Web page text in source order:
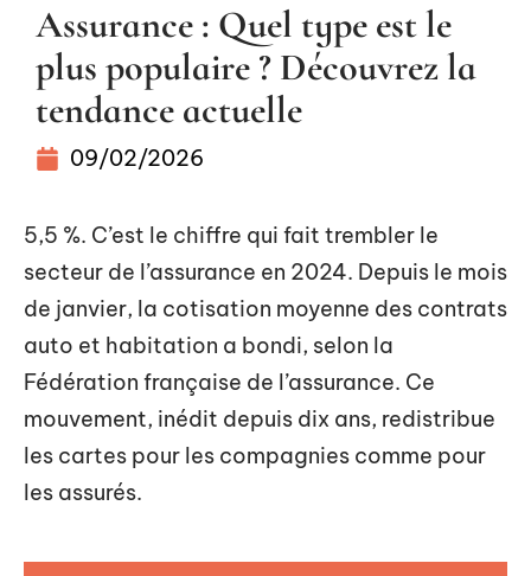
Assurance : Quel type est le
plus populaire ? Découvrez la
tendance actuelle
09/02/2026
5,5 %. C’est le chiffre qui fait trembler le
secteur de l’assurance en 2024. Depuis le mois
de janvier, la cotisation moyenne des contrats
auto et habitation a bondi, selon la
Fédération française de l’assurance. Ce
mouvement, inédit depuis dix ans, redistribue
les cartes pour les compagnies comme pour
les assurés.